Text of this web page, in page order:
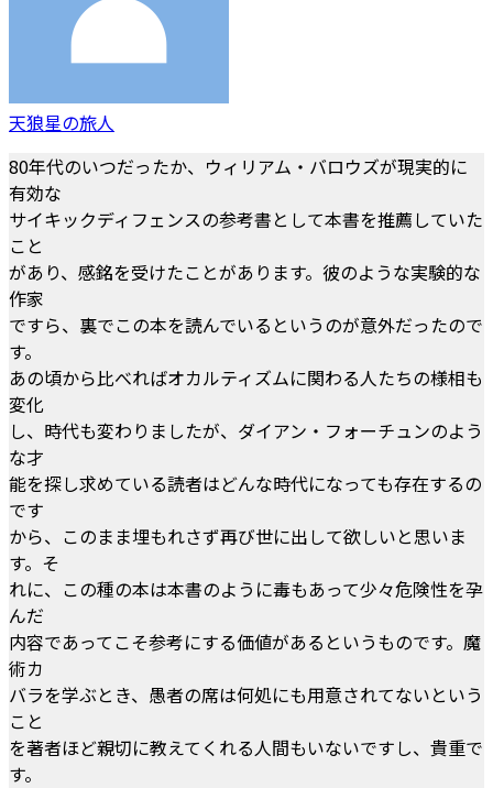
天狼星の旅人
80年代のいつだったか、ウィリアム・バロウズが現実的に
有効な
サイキックディフェンスの参考書として本書を推薦していた
こと
があり、感銘を受けたことがあります。彼のような実験的な
作家
ですら、裏でこの本を読んでいるというのが意外だったので
す。
あの頃から比べればオカルティズムに関わる人たちの様相も
変化
し、時代も変わりましたが、ダイアン・フォーチュンのよう
な才
能を探し求めている読者はどんな時代になっても存在するの
です
から、このまま埋もれさず再び世に出して欲しいと思いま
す。そ
れに、この種の本は本書のように毒もあって少々危険性を孕
んだ
内容であってこそ参考にする価値があるというものです。魔
術カ
バラを学ぶとき、愚者の席は何処にも用意されてないという
こと
を著者ほど親切に教えてくれる人間もいないですし、貴重で
す。